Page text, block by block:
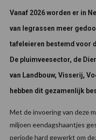
Vanaf 2026 worden er in
van legrassen meer
tafeleieren bestemd voor
De pluimveesector, de
van Landbouw, Visserij,
hebben dit gezamenlijk
Met de invoering van deze
miljoen eendagshaantjes
periode hard gewerkt om